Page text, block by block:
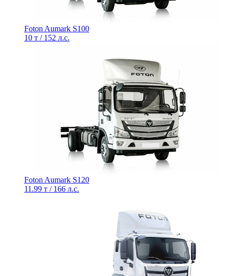
Foton Aumark S100
10 т / 152 л.с.
Foton Aumark S120
11.99 т / 166 л.с.